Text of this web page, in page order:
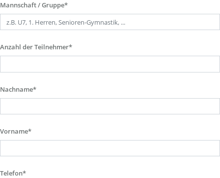
Mannschaft / Gruppe*
Anzahl der Teilnehmer*
Nachname*
Vorname*
Telefon*